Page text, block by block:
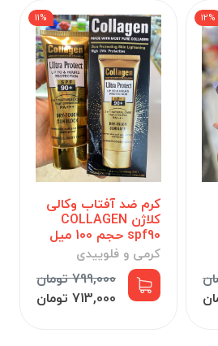
12%
کرم ضد آفتاب وکالی
کلاژن COLLAGEN
spf90 حجم 100 میل
کرمی و فلوییدی
799,000 تومان
11%
713,000 تومان